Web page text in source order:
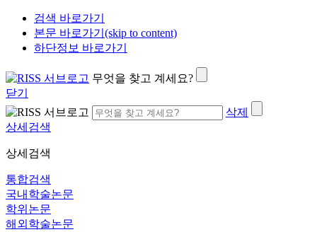
검색 바로가기
본문 바로가기(skip to content)
하단정보 바로가기
무엇을 찾고 계세요?
닫기
삭제
상세검색
상세검색
통합검색
국내학술논문
학위논문
해외학술논문